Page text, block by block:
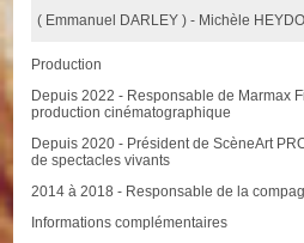
( Emmanuel DARLEY ) - Michèle
Production
Depuis 2022 - Responsable de Marmax
production cinématographique
Depuis 2020 - Président de ScèneArt
de spectacles vivants
2014 à 2018 - Responsable de la
Informations complémentaires